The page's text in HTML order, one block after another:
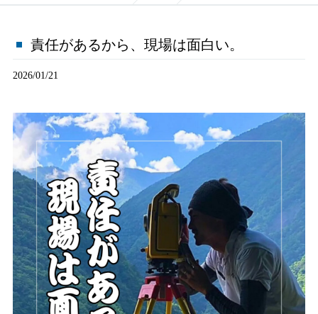
責任があるから、現場は面白い。
2026/01/21